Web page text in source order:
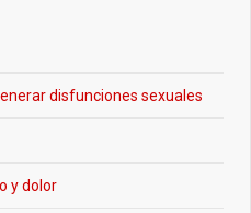
disfunciones sexuales
y dolor